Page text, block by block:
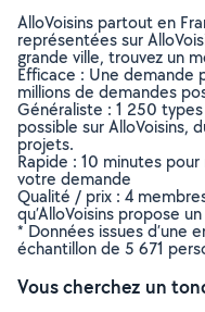
AlloVoisins partout en
représentées sur
grande ville, trouvez un
Efficace : Une demande
millions de demandes
Généraliste : 1 250
possible sur AlloVoisins,
projets.
Rapide : 10 minutes
votre demande
Qualité / prix : 4
qu’AlloVoisins propose
* Données issues d’une
échantillon de 5 671
Vous cherchez un